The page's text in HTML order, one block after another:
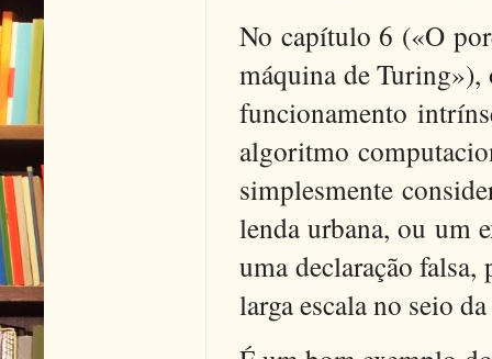
No capítulo 6 («O
máquina de Turing»),
funcionamento
algoritmo
simplesmente
lenda urbana, ou um
uma declaração falsa,
larga escala no seio